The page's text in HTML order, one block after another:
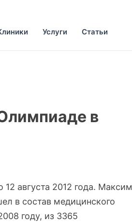
Услуги Статьи
в
августа 2012 года. Максим
в состав медицинского
году, из 3365